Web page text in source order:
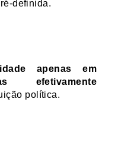
definida.
apenas em
efetivamente
política.